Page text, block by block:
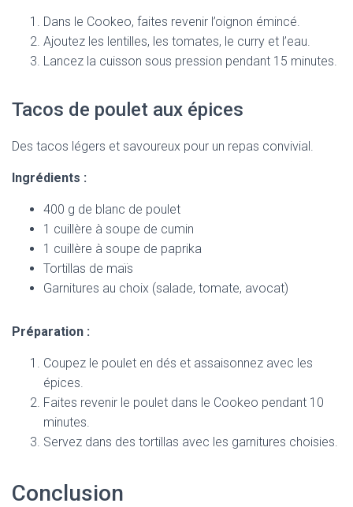
Dans le Cookeo, faites revenir l’oignon émincé.
Ajoutez les lentilles, les tomates, le curry et l’eau.
Lancez la cuisson sous pression pendant 15 minutes.
Tacos de poulet aux épices
Des tacos légers et savoureux pour un repas convivial.
Ingrédients :
400 g de blanc de poulet
1 cuillère à soupe de cumin
1 cuillère à soupe de paprika
Tortillas de maïs
Garnitures au choix (salade, tomate, avocat)
Préparation :
Coupez le poulet en dés et assaisonnez avec les
épices.
Faites revenir le poulet dans le Cookeo pendant 10
minutes.
Servez dans des tortillas avec les garnitures choisies.
Conclusion